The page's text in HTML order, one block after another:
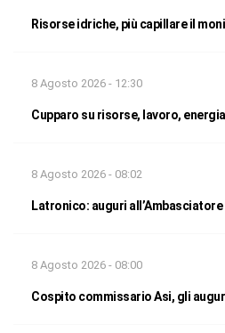
Risorse idriche, più capillare il
8 Agosto 2026 - 12:30
Cupparo su risorse, lavoro,
8 Agosto 2026 - 08:02
Latronico: auguri
8 Agosto 2026 - 08:00
Cospito commissario Asi, gli